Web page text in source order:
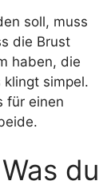
soll, muss
die Brust
haben, die
simpel.
für einen
du